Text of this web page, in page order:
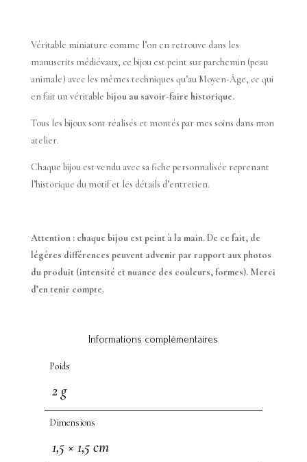
Véritable miniature comme l’on en retrouve dans les
manuscrits médiévaux, ce bijou est peint sur parchemin (peau
animale) avec les mêmes techniques qu’au Moyen-Âge, ce qui
en fait un véritable bijou au savoir-faire historique.
Tous les bijoux sont réalisés et montés par mes soins dans mon
atelier.
Chaque bijou est vendu avec sa fiche personnalisée reprenant
l’historique du motif et les détails d’entretien.
Attention : chaque bijou est peint à la main. De ce fait, de
légères différences peuvent advenir par rapport aux photos
du produit (intensité et nuance des couleurs, formes). Merci
d’en tenir compte.
Informations complémentaires
Poids
2 g
Dimensions
1,5 × 1,5 cm